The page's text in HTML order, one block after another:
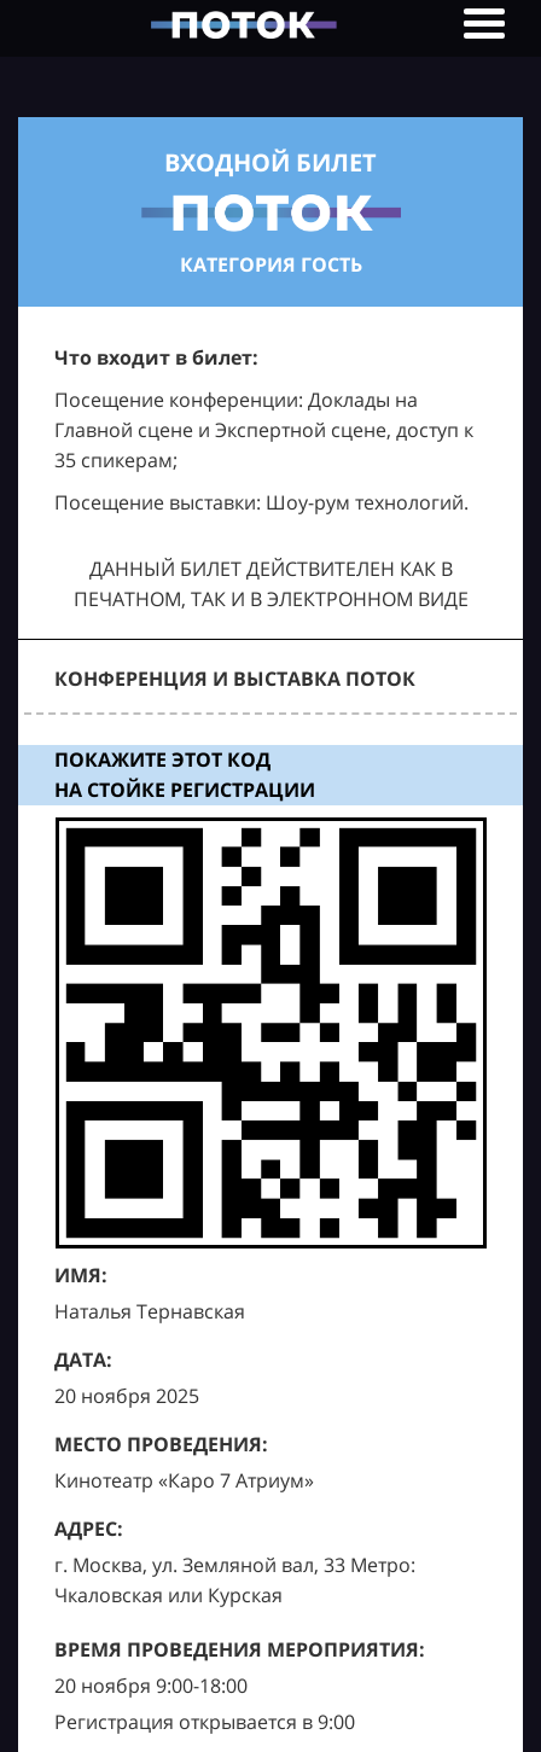
ВХОДНОЙ БИЛЕТ
КАТЕГОРИЯ ГОСТЬ
Что входит в билет:
Посещение конференции: Доклады на
Главной сцене и Экспертной сцене, доступ к
35 спикерам;
Посещение выставки: Шоу-рум технологий.
ДАННЫЙ БИЛЕТ ДЕЙСТВИТЕЛЕН КАК В
ПЕЧАТНОМ, ТАК И В ЭЛЕКТРОННОМ ВИДЕ
КОНФЕРЕНЦИЯ И ВЫСТАВКА ПОТОК
ПОКАЖИТЕ ЭТОТ КОД
НА СТОЙКЕ РЕГИСТРАЦИИ
ИМЯ:
Наталья Тернавская
ДАТА:
20 ноября 2025
МЕСТО ПРОВЕДЕНИЯ:
Кинотеатр «Каро 7 Атриум»
АДРЕС:
г. Москва, ул. Земляной вал, 33 Метро:
Чкаловская или Курская
ВРЕМЯ ПРОВЕДЕНИЯ МЕРОПРИЯТИЯ:
20 ноября 9:00-18:00
Регистрация открывается в 9:00